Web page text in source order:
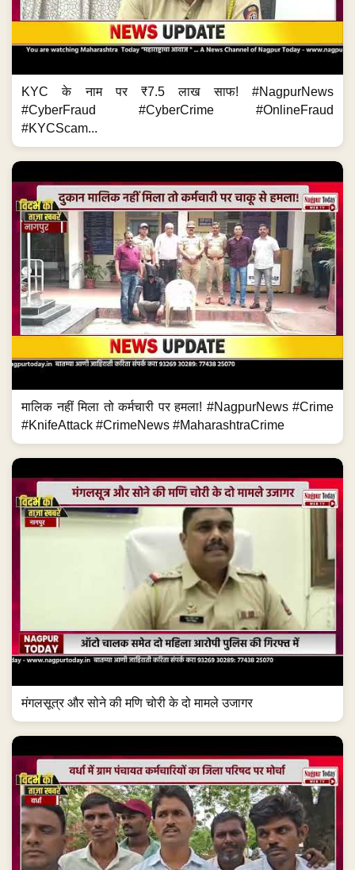
KYC के नाम पर ₹7.5 लाख साफ! #NagpurNews
#CyberFraud #CyberCrime #OnlineFraud
#KYCScam...
मालिक नहीं मिला तो कर्मचारी पर हमला! #NagpurNews #Crime
#KnifeAttack #CrimeNews #MaharashtraCrime
मंगलसूत्र और सोने की मणि चोरी के दो मामले उजागर